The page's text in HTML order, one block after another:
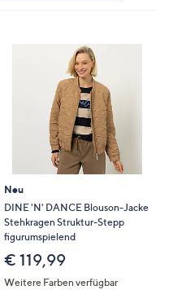
Neu
DINE 'N' DANCE Blouson-Jacke
Stehkragen Struktur-Stepp
figurumspielend
€ 119,99
Weitere Farben verfügbar